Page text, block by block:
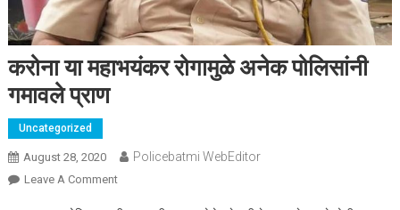
करोना या महाभयंकर रोगामुळे अनेक पोलिसांनी
गमावले प्राण
Uncategorized
August 28, 2020 Policebatmi WebEditor
Leave A CommentOn करोना या महाभयंकर रोगामुळे अनेक पोलिसांनी गमावले प्राण